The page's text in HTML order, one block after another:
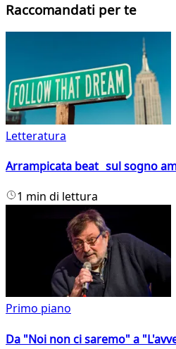
Raccomandati per te
Letteratura
Arrampicata beat sul sogno
1 min di lettura
Primo piano
Da "Noi non ci saremo" a